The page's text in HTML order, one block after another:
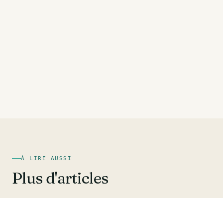
À LIRE AUSSI
Plus d'articles